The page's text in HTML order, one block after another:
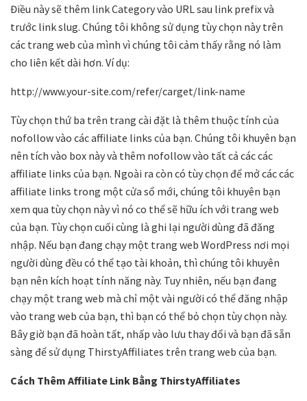
Điều này sẽ thêm link Category vào URL sau link prefix và
trước link slug. Chúng tôi không sử dụng tùy chọn này trên
các trang web của mình vì chúng tôi cảm thấy rằng nó làm
cho liên kết dài hơn. Ví dụ:
http://www.your-site.com/refer/carget/link-name
Tùy chọn thứ ba trên trang cài đặt là thêm thuộc tính của
nofollow vào các affiliate links của bạn. Chúng tôi khuyên bạn
nên tích vào box này và thêm nofollow vào tất cả các các
affiliate links của bạn. Ngoài ra còn có tùy chọn để mở các các
affiliate links trong một cửa sổ mới, chúng tôi khuyên bạn
xem qua tùy chọn này vì nó co thể sẽ hữu ích với trang web
của bạn. Tùy chọn cuối cùng là ghi lại người dùng đã đăng
nhập. Nếu bạn đang chạy một trang web WordPress nơi mọi
người dùng đều có thể tạo tài khoản, thì chúng tôi khuyên
bạn nên kích hoạt tính năng này. Tuy nhiên, nếu bạn đang
chạy một trang web mà chỉ một vài người có thể đăng nhập
vào trang web của bạn, thì bạn có thể bỏ chọn tùy chọn này.
Bây giờ bạn đã hoàn tất, nhấp vào lưu thay đổi và bạn đã sẵn
sàng để sử dụng ThirstyAffiliates trên trang web của bạn.
Cách Thêm Affiliate Link Bằng ThirstyAffiliates